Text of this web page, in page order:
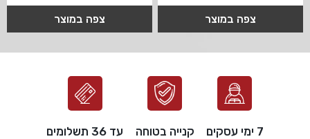
צפה במוצר צפה במוצר
7 ימי עסקים קנייה בטוחה עד 36 תשלומים